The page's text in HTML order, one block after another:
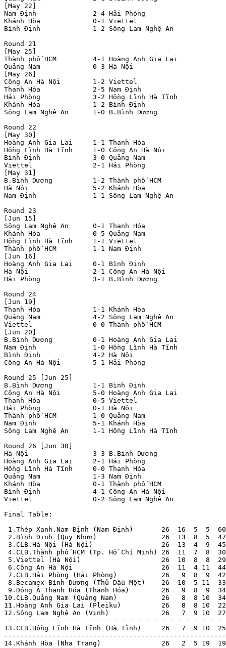
14.Khánh Hòa (Nha Trang)               26   2  5 19